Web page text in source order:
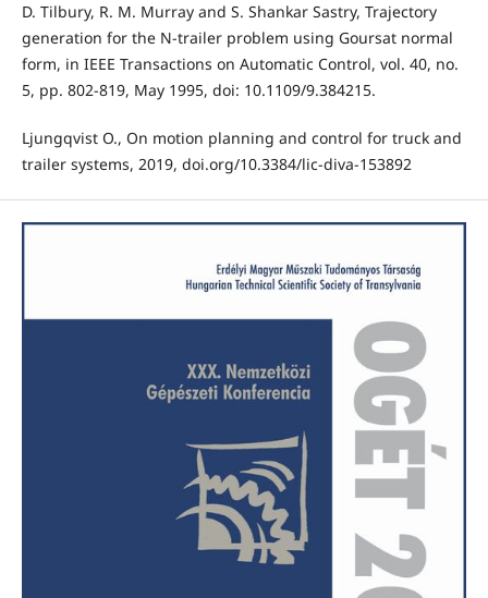
D. Tilbury, R. M. Murray and S. Shankar Sastry, Trajectory
generation for the N-trailer problem using Goursat normal
form, in IEEE Transactions on Automatic Control, vol. 40, no.
5, pp. 802-819, May 1995, doi: 10.1109/9.384215.
Ljungqvist O., On motion planning and control for truck and
trailer systems, 2019, doi.org/10.3384/lic-diva-153892